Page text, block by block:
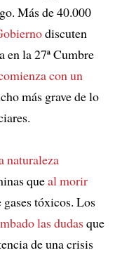
Más de 40.000
discuten
en la 27ª Cumbre
con un
más grave de lo
naturaleza
queal morir
tóxicos. Los
las dudasque
de una crisis